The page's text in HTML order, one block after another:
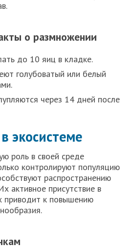
о размножении
до 10 яиц в кладке.
голубоватый или белый
через 14 дней после
экосистеме
роль в своей среде
контролируют популяцию
распространению
активное присутствие в
приводит к повышению